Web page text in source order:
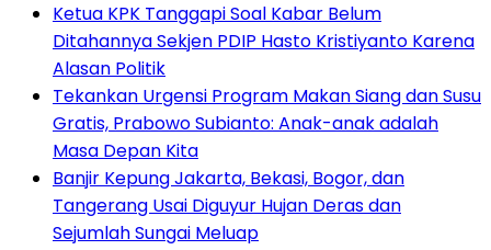
Ketua KPK Tanggapi Soal Kabar Belum
Ditahannya Sekjen PDIP Hasto Kristiyanto Karena
Alasan Politik
Tekankan Urgensi Program Makan Siang dan Susu
Gratis, Prabowo Subianto: Anak-anak adalah
Masa Depan Kita
Banjir Kepung Jakarta, Bekasi, Bogor, dan
Tangerang Usai Diguyur Hujan Deras dan
Sejumlah Sungai Meluap